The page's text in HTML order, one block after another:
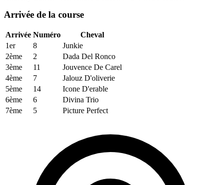
Arrivée de la course
Arrivée Numéro
Cheval
1er
8
Junkie
2ème
2
Dada Del Ronco
3ème
11
Jouvence De Carel
4ème
7
Jalouz D'oliverie
5ème
14
Icone D'erable
6ème
6
Divina Trio
7ème
5 Picture Perfect